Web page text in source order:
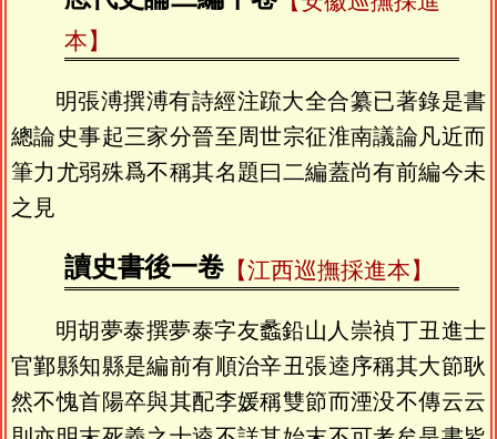
本】
明張溥撰溥有詩經注䟽大全合纂已著錄是書
總論史事起三家分晉至周世宗征淮南議論凡近而
筆力尤弱殊爲不稱其名題曰二編蓋尚有前編今未
之見
讀史書後一卷【江西巡撫採進本】
明胡夢泰撰夢泰字友蠡鉛山人崇禎丁丑進士
官鄞縣知縣是編前有順治辛丑張逵序稱其大節耿
然不愧首陽卒與其配李媛稱雙節而湮没不傳云云